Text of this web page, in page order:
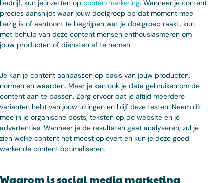
bedrijf, kun je inzetten op contentmarketing. Wanneer je content
precies aansnijdt waar jouw doelgroep op dat moment mee
bezig is of aantoont te begrijpen wat je doelgroep raakt, kun
met behulp van deze content mensen enthousiasmeren om
jouw producten of diensten af te nemen.
Je kan je content aanpassen op basis van jouw producten,
normen en waarden. Maar je kan ook je data gebruiken om de
content aan te passen. Zorg ervoor dat je altijd meerdere
varianten hebt van jouw uitingen en blijf deze testen. Neem dit
mee in je organische posts, teksten op de website en je
advertenties. Wanneer je de resultaten gaat analyseren, zul je
zien welke content het meest oplevert en kun je deze goed
werkende content optimaliseren.
Waarom is social media marketing